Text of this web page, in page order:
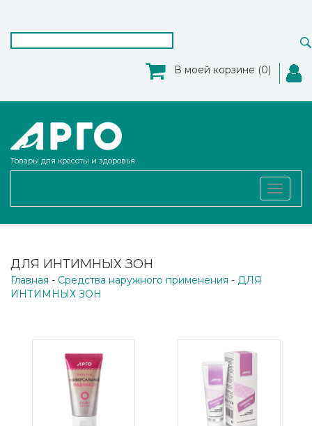
В моей корзине (0)
Товары для красоты и здоровья
Toggle
ДЛЯ ИНТИМНЫХ ЗОН
Главная - Средства наружного применения - ДЛЯ
ИНТИМНЫХ ЗОН